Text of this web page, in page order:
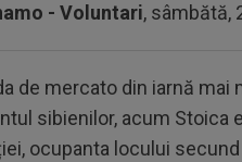
- Voluntari, sâmbătă,
de mercato din iarnă mai
sibienilor, acum Stoica
ocupanta locului